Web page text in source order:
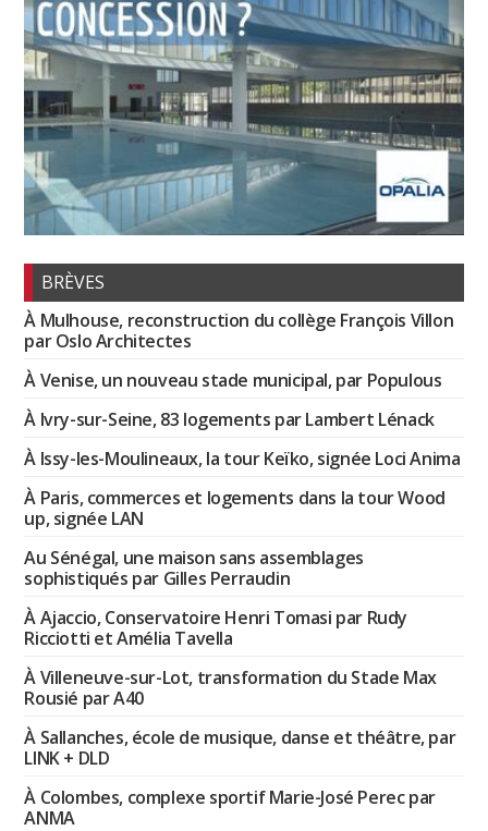
BRÈVES
À Mulhouse, reconstruction du collège François Villon
par Oslo Architectes
À Venise, un nouveau stade municipal, par Populous
À Ivry-sur-Seine, 83 logements par Lambert Lénack
À Issy-les-Moulineaux, la tour Keïko, signée Loci Anima
À Paris, commerces et logements dans la tour Wood
up, signée LAN
Au Sénégal, une maison sans assemblages
sophistiqués par Gilles Perraudin
À Ajaccio, Conservatoire Henri Tomasi par Rudy
Ricciotti et Amélia Tavella
À Villeneuve-sur-Lot, transformation du Stade Max
Rousié par A40
À Sallanches, école de musique, danse et théâtre, par
LINK + DLD
À Colombes, complexe sportif Marie-José Perec par
ANMA